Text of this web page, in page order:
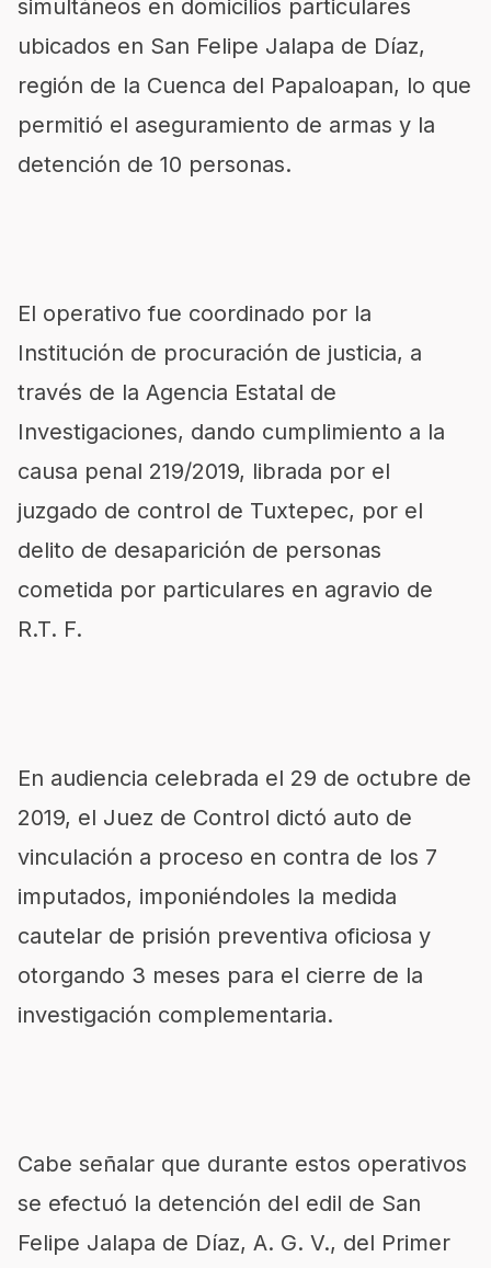
simultáneos en domicilios particulares
ubicados en San Felipe Jalapa de Díaz,
región de la Cuenca del Papaloapan, lo que
permitió el aseguramiento de armas y la
detención de 10 personas.
El operativo fue coordinado por la
Institución de procuración de justicia, a
través de la Agencia Estatal de
Investigaciones, dando cumplimiento a la
causa penal 219/2019, librada por el
juzgado de control de Tuxtepec, por el
delito de desaparición de personas
cometida por particulares en agravio de
R.T. F.
En audiencia celebrada el 29 de octubre de
2019, el Juez de Control dictó auto de
vinculación a proceso en contra de los 7
imputados, imponiéndoles la medida
cautelar de prisión preventiva oficiosa y
otorgando 3 meses para el cierre de la
investigación complementaria.
Cabe señalar que durante estos operativos
se efectuó la detención del edil de San
Felipe Jalapa de Díaz, A. G. V., del Primer